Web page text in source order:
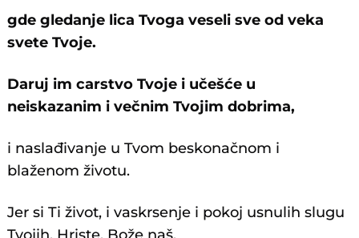
gde gledanje lica Tvoga veseli sve od veka
svete Tvoje.
Daruj im carstvo Tvoje i učešće u
neiskazanim i večnim Tvojim dobrima,
i naslađivanje u Tvom beskonačnom i
blaženom životu.
Jer si Ti život, i vaskrsenje i pokoj usnulih slugu